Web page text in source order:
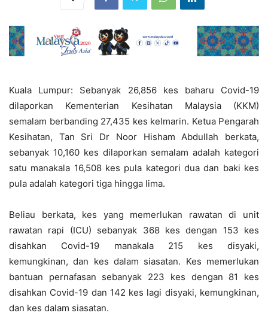
Kuala Lumpur: Sebanyak 26,856 kes baharu Covid-19
dilaporkan Kementerian Kesihatan Malaysia (KKM)
semalam berbanding 27,435 kes kelmarin. Ketua Pengarah
Kesihatan, Tan Sri Dr Noor Hisham Abdullah berkata,
sebanyak 10,160 kes dilaporkan semalam adalah kategori
satu manakala 16,508 kes pula kategori dua dan baki kes
pula adalah kategori tiga hingga lima.
Beliau berkata, kes yang memerlukan rawatan di unit
rawatan rapi (ICU) sebanyak 368 kes dengan 153 kes
disahkan Covid-19 manakala 215 kes disyaki,
kemungkinan, dan kes dalam siasatan. Kes memerlukan
bantuan pernafasan sebanyak 223 kes dengan 81 kes
disahkan Covid-19 dan 142 kes lagi disyaki, kemungkinan,
dan kes dalam siasatan.